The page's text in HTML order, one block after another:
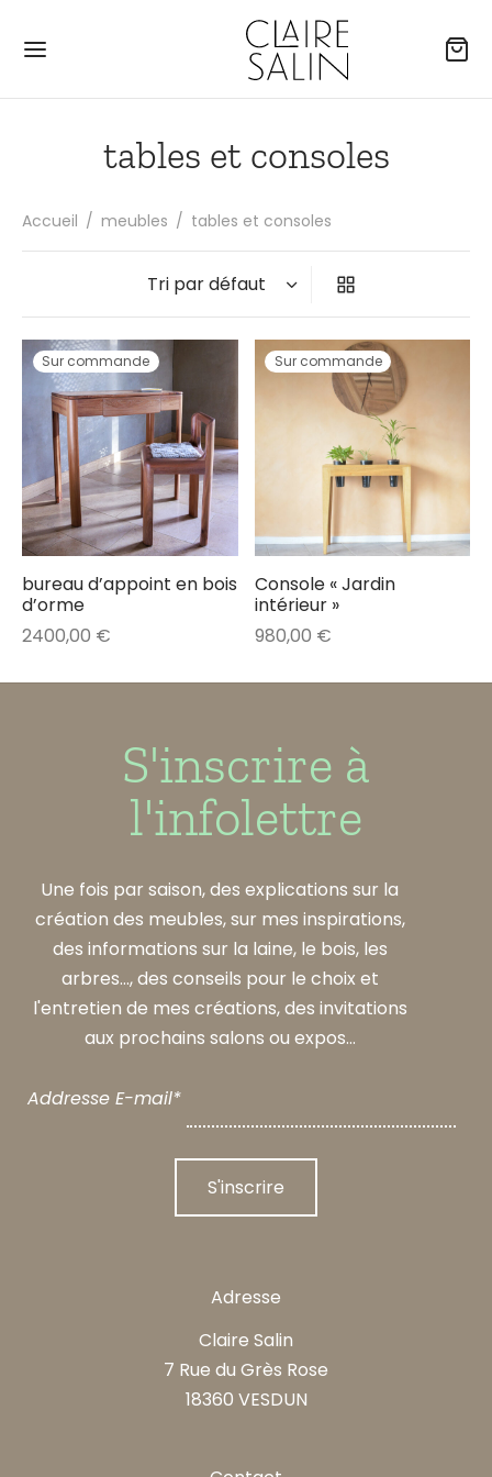
tables et consoles
Accueil / meubles / tables et consoles
Sur commande
bureau d’appoint en bois
d’orme
2400,00 €
Sur commande
Console « Jardin
intérieur »
980,00 €
S'inscrire à
l'infolettre
Une fois par saison, des explications sur la
création des meubles, sur mes inspirations,
des informations sur la laine, le bois, les
arbres..., des conseils pour le choix et
l'entretien de mes créations, des invitations
aux prochains salons ou expos...
Addresse E-mail*
Adresse
Claire Salin
7 Rue du Grès Rose
18360 VESDUN